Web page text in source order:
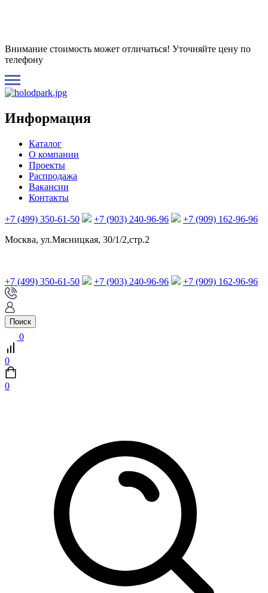
Внимание стоимость может отличаться! Уточняйте цену по
телефону
Информация
Каталог
О компании
Проекты
Распродажа
Вакансии
Контакты
+7 (499) 350-61-50 +7 (903) 240-96-96
+7 (909) 162-96-96
Москва, ул.Мясницкая, 30/1/2,стр.2
+7 (499) 350-61-50 +7 (903) 240-96-96 +7 (909) 162-96-96
Поиск
0
0
0